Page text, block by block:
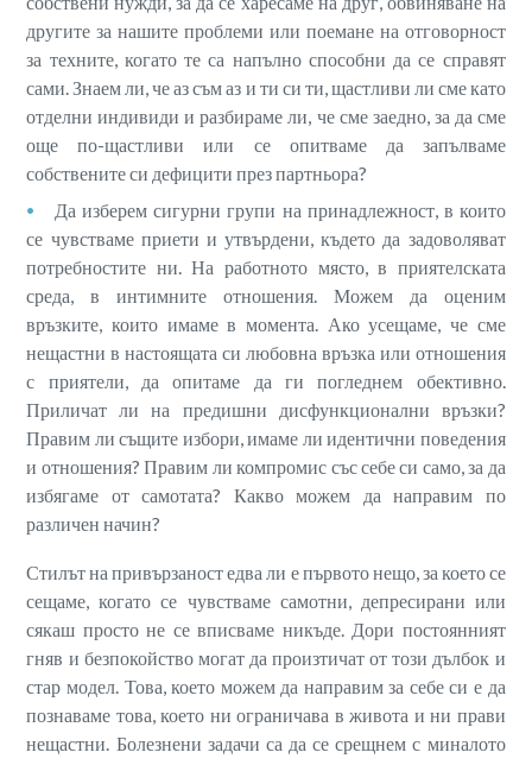
другите за нашите проблеми или поемане на отговорност
за техните, когато те са напълно способни да се справят
сами. Знаем ли, че аз съм аз и ти си ти, щастливи ли сме като
отделни индивиди и разбираме ли, че сме заедно, за да сме
още по-щастливи или се опитваме да запълваме
собствените си дефицити през партньора?
Да изберем сигурни групи на принадлежност, в които
се чувстваме приети и утвърдени, където да задоволяват
потребностите ни. На работното място, в приятелската
среда, в интимните отношения. Можем да оценим
връзките, които имаме в момента. Ако усещаме, че сме
нещастни в настоящата си любовна връзка или отношения
с приятели, да опитаме да ги погледнем обективно.
Приличат ли на предишни дисфункционални връзки?
Правим ли същите избори, имаме ли идентични поведения
и отношения? Правим ли компромис със себе си само, за да
избягаме от самотата? Какво можем да направим по
различен начин?
Стилът на привързаност едва ли е първото нещо, за което се
сещаме, когато се чувстваме самотни, депресирани или
сякаш просто не се вписваме никъде. Дори постоянният
гняв и безпокойство могат да произтичат от този дълбок и
стар модел. Това, което можем да направим за себе си е да
познаваме това, което ни ограничава в живота и ни прави
нещастни. Болезнени задачи са да се срещнем с миналото